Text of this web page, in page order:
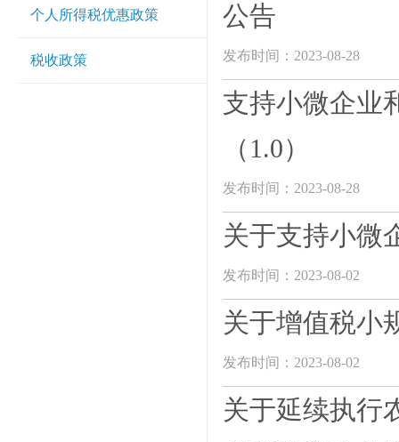
个人所得税优惠政策
税收政策
公告
发布时间：2023-08-28
支持小微企业
（1.0）
发布时间：2023-08-28
关于支持小微
发布时间：2023-08-02
关于增值税小
发布时间：2023-08-02
关于延续执行